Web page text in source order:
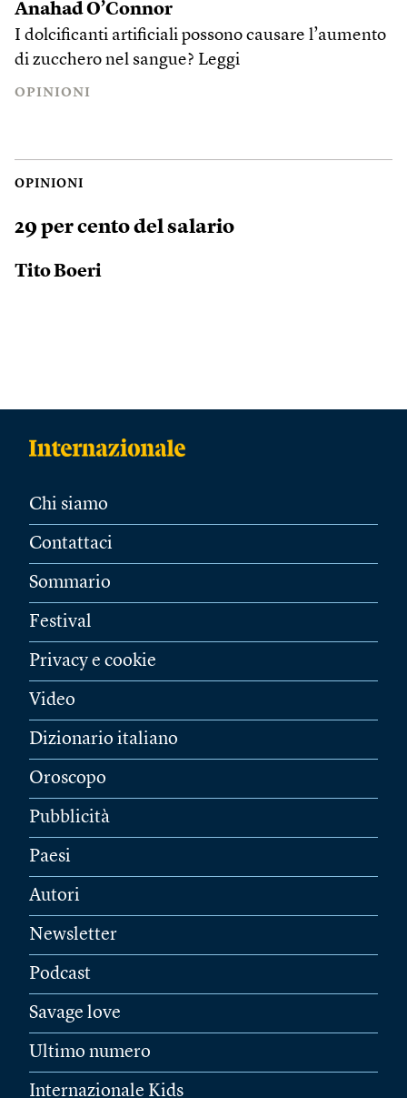
Anahad O’Connor
I dolcificanti artificiali possono causare l’aumento
di zucchero nel sangue? Leggi
OPINIONI
OPINIONI
29 per cento del salario
Tito Boeri
Chi siamo
Contattaci
Sommario
Festival
Privacy e cookie
Video
Dizionario italiano
Oroscopo
Pubblicità
Paesi
Autori
Newsletter
Podcast
Savage love
Ultimo numero
Internazionale Kids